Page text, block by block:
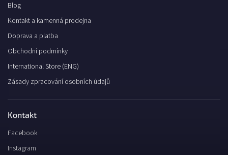
Blog
Kontakt a kamenná prodejna
Doprava a platba
Obchodní podmínky
International Store (ENG)
Zásady zpracování osobních údajů
Kontakt
Facebook
Instagram